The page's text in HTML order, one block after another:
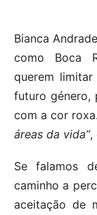
Bianca
como Boca
querem
futuro género,
com a cor roxa.
áreas da vida”,
Se falamos
caminho a
aceitação de